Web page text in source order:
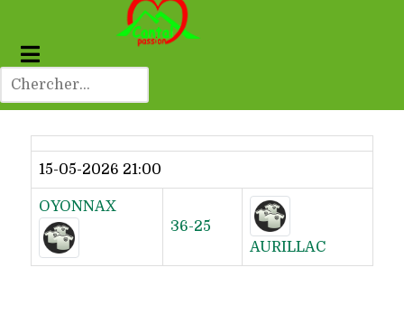
Dernier résultat
15-05-2026 21:00
OYONNAX
36-25
AURILLAC